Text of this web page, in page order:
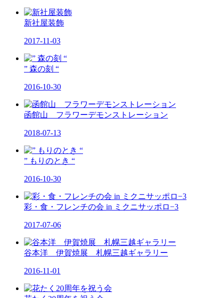
新社屋装飾
2017-11-03
” 森の刻 “
2016-10-30
函館山 フラワーデモンストレーション
2018-07-13
” もりのとき “
2016-10-30
彩・食・フレンチの会 in ミクニサッポロ−3
2017-07-06
谷本洋 伊賀焼展 札幌三越ギャラリー
2016-11-01